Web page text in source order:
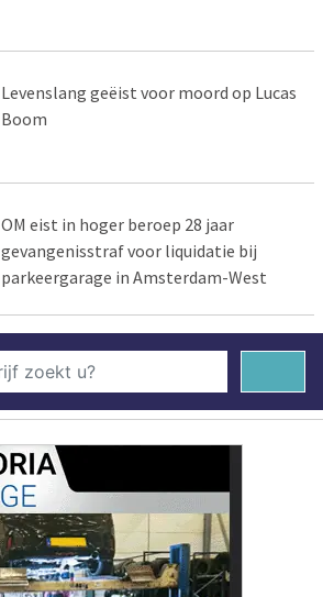
Levenslang geëist voor moord op Lucas
Boom
OM eist in hoger beroep 28 jaar
gevangenisstraf voor liquidatie bij
parkeergarage in Amsterdam-West